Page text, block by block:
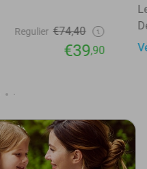
Regulier €74,40
€39,90